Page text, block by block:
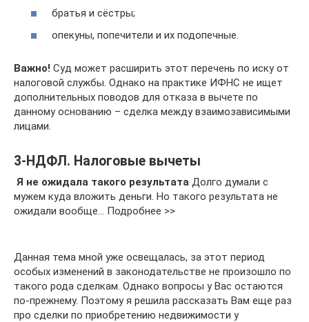
братья и сёстры;
опекуны, попечители и их подопечные.
Важно! Суд может расширить этот перечень по иску от
налоговой службы. Однако на практике ИФНС не ищет
дополнительных поводов для отказа в вычете по
данному основанию – сделка между взаимозависимыми
лицами.
3-НДФЛ. Налоговые вычеты
Я не ожидала такого результата Долго думали с
мужем куда вложить деньги. Но такого результата не
ожидали вообще… Подробнее >>
Данная тема мной уже освещалась, за этот период
особых изменений в законодательстве не произошло по
такого рода сделкам. Однако вопросы у Вас остаются
по-прежнему. Поэтому я решила рассказать Вам еще раз
про сделки по приобретению недвижимости у